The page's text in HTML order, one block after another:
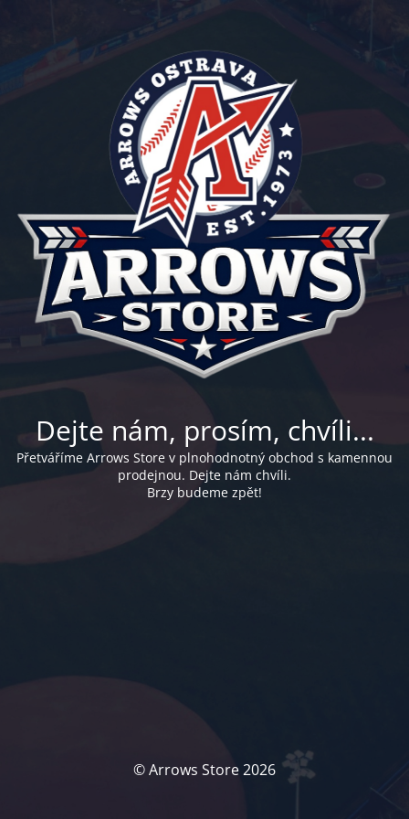
Dejte nám, prosím, chvíli...
Přetváříme Arrows Store v plnohodnotný obchod s kamennou
prodejnou. Dejte nám chvíli.
Brzy budeme zpět!
© Arrows Store 2026